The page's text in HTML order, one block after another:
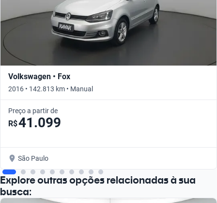
Volkswagen • Fox
2016 • 142.813 km • Manual
Preço a partir de
R$41.099
São Paulo
Explore outras opções relacionadas à sua
busca: